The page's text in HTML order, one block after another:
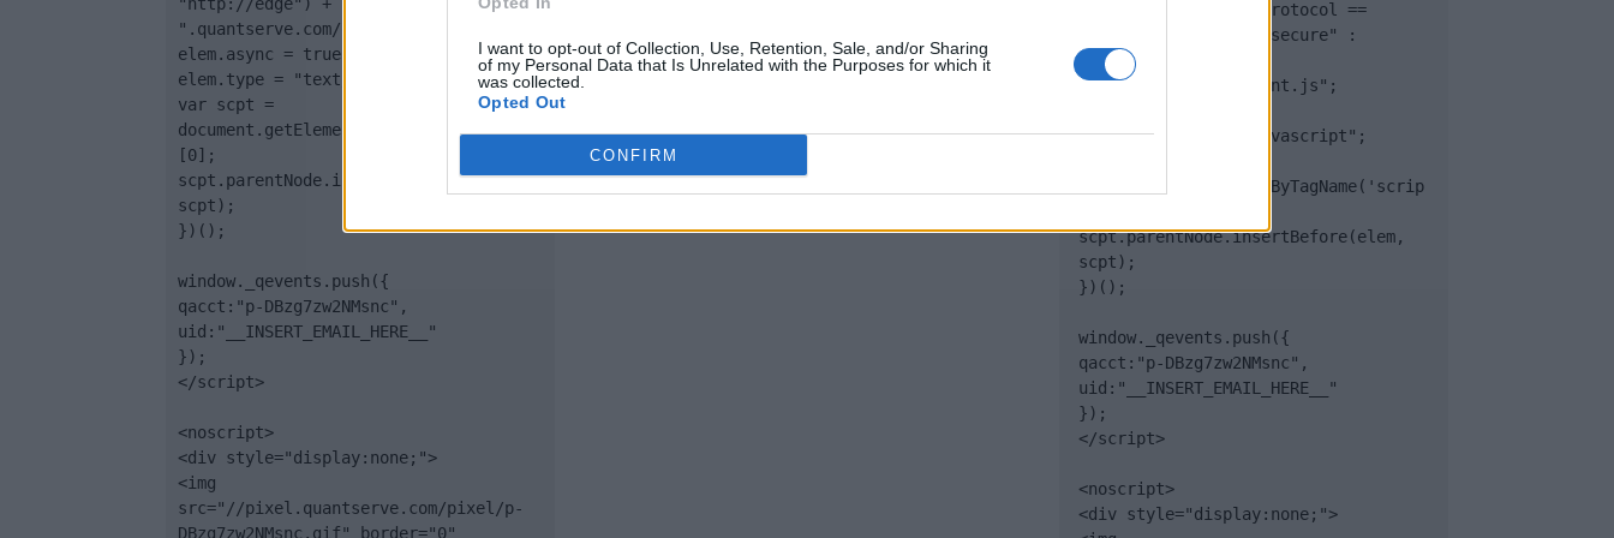
I want to opt-out of Collection, Use, Retention, Sale, and/or Sharing
of my Personal Data that Is Unrelated with the Purposes for which it
was collected.
Opted Out
CONFIRM
".quantserve.com/quant.js";
elem.async = true;
elem.type = "text/javascript";
var scpt =
document.getElementsByTagName('script')
[0];
scpt.parentNode.insertBefore(elem,
scpt);
})();
window._qevents.push({
qacct:"p-DBzg7zw2NMsnc",
uid:"__INSERT_EMAIL_HERE__"
});
</script>
<noscript>
<div style="display:none;">
<img
src="//pixel.quantserve.com/pixel/p-
DBzg7zw2NMsnc.gif" border="0"
(document.location.protocol ==
"https:" ? "https://secure" :
"http://edge") +
".quantserve.com/quant.js";
elem.type = "text/javascript";
document.getElementsByTagName('scrip
scpt.parentNode.insertBefore(elem,
scpt);
})();
window._qevents.push({
qacct:"p-DBzg7zw2NMsnc",
uid:"__INSERT_EMAIL_HERE__"
});
</script>
<noscript>
<div style="display:none;">